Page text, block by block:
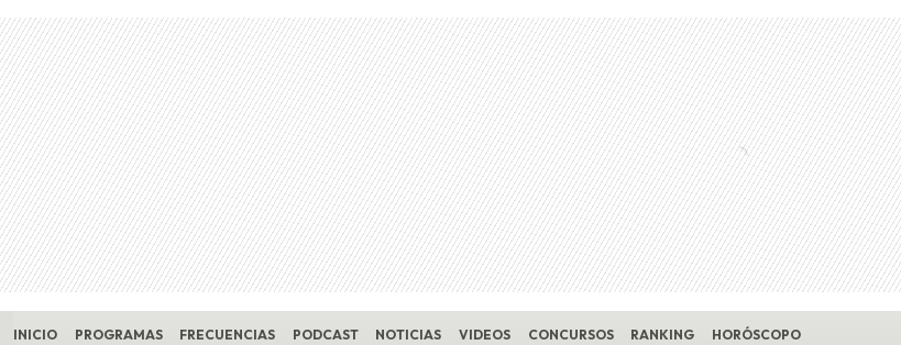
Skip to main content
INICIO PROGRAMAS FRECUENCIAS PODCAST NOTICIAS VIDEOS CONCURSOS RANKING HORÓSCOPO